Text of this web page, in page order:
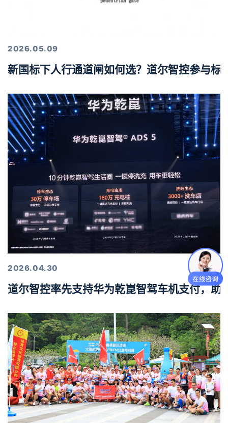
2026.05.09
新国标下人行通道闸如何选？道尔智控参与标
2026.04.30
道尔智控率先支持华为乾崑智驾车机支付，助